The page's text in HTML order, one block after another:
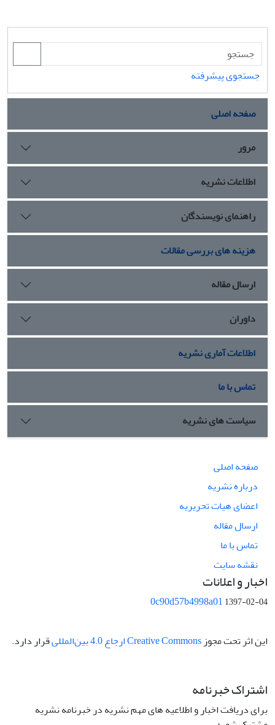
جستجوی پیشرفته
صفحه اصلی
مرور
اطلاعات نشریه
راهنمای نویسندگان
هزینه های بررسی مقالات
ارسال مقاله
داوران
اطلاعات آماری نشریه
تماس با ما
سیاست های نشریه
صفحه اصلی
درباره نشریه
اعضای هیات تحریریه
ارسال مقاله
تماس با ما
نقشه سایت
اخبار و اعلانات
0c90d57b4998a011397-02-04
این اثر تحت مجوز Creative Commons ارجاع 4.0 بین‌المللی قرار دارد.
اشتراک خبرنامه
برای دریافت اخبار و اطلاعیه های مهم نشریه در خبرنامه نشریه